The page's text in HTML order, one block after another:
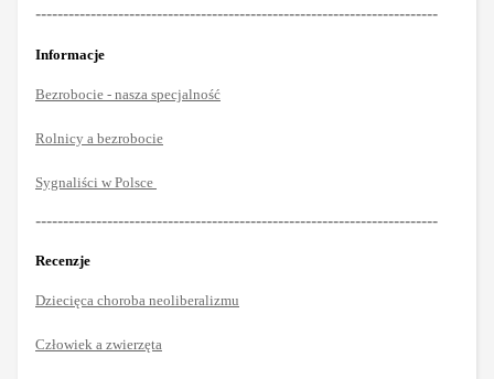
-------------------------------------------------------------------------
Informacje
Bezrobocie - nasza specjalność
Rolnicy a bezrobocie
Sygnaliści w Polsce
-------------------------------------------------------------------------
Recenzje
Dziecięca choroba neoliberalizmu
Człowiek a zwierzęta